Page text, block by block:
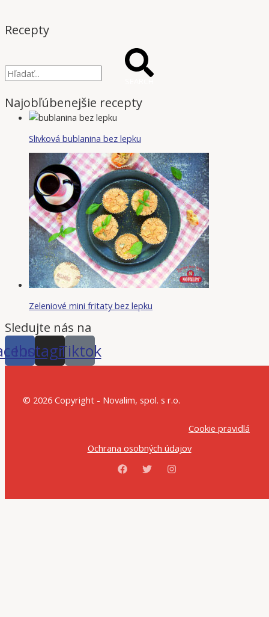
Recepty
Najobľúbenejšie recepty
Slivková bublanina bez lepku
Zeleniové mini fritaty bez lepku
Sledujte nás na
Instagram
Tiktok
© 2026 Copyright - Novalim, spol. s r.o.
Cookie pravidlá
Ochrana osobných údajov